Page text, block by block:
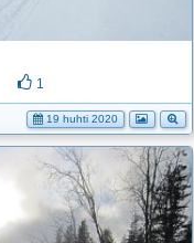
1
19 huhti 2020